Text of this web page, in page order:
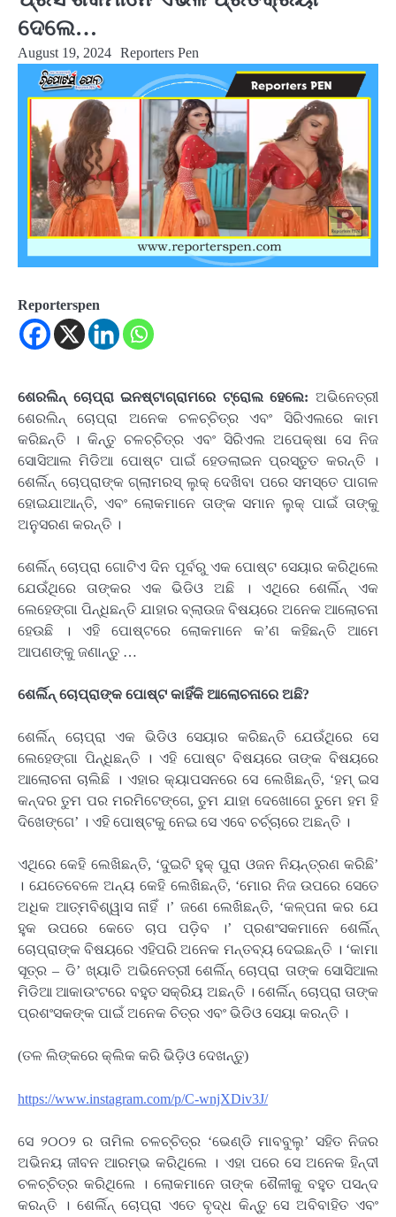
ଦେଲେ…
August 19, 2024 Reporters Pen
Reporterspen
ଶେରଲିନ୍ ଚୋପ୍ରା ଇନଷ୍ଟାଗ୍ରାମରେ ଟ୍ରୋଲ ହେଲେ: ଅଭିନେତ୍ରୀ
ଶେରଲିନ୍ ଚୋପ୍ରା ଅନେକ ଚଳଚ୍ଚିତ୍ର ଏବଂ ସିରିଏଲରେ କାମ
କରିଛନ୍ତି । କିନ୍ତୁ ଚଳଚ୍ଚିତ୍ର ଏବଂ ସିରିଏଲ ଅପେକ୍ଷା ସେ ନିଜ
ସୋସିଆଲ ମିଡିଆ ପୋଷ୍ଟ ପାଇଁ ହେଡଲାଇନ ପ୍ରସ୍ତୁତ କରନ୍ତି ।
ଶେର୍ଲିନ୍ ଚୋପ୍ରାଙ୍କ ଗ୍ଲାମରସ୍ ଲୁକ୍ ଦେଖିବା ପରେ ସମସ୍ତେ ପାଗଳ
ହୋଇଯାଆନ୍ତି, ଏବଂ ଲୋକମାନେ ତାଙ୍କ ସମାନ ଲୁକ୍ ପାଇଁ ତାଙ୍କୁ
ଅନୁସରଣ କରନ୍ତି ।
ଶେର୍ଲିନ୍ ଚୋପ୍ରା ଗୋଟିଏ ଦିନ ପୂର୍ବରୁ ଏକ ପୋଷ୍ଟ ସେୟାର କରିଥିଲେ
ଯେଉଁଥିରେ ତାଙ୍କର ଏକ ଭିଡିଓ ଅଛି । ଏଥିରେ ଶେର୍ଲିନ୍ ଏକ
ଲେହେଙ୍ଗା ପିନ୍ଧିଛନ୍ତି ଯାହାର ବ୍ଲାଉଜ ବିଷୟରେ ଅନେକ ଆଲୋଚନା
ହେଉଛି । ଏହି ପୋଷ୍ଟରେ ଲୋକମାନେ କ’ଣ କହିଛନ୍ତି ଆମେ
ଆପଣଙ୍କୁ ଜଣାନ୍ତୁ …
ଶେର୍ଲିନ୍ ଚୋପ୍ରାଙ୍କ ପୋଷ୍ଟ କାହିଁକି ଆଲୋଚନାରେ ଅଛି?
ଶେର୍ଲିନ୍ ଚୋପ୍ରା ଏକ ଭିଡିଓ ସେୟାର କରିଛନ୍ତି ଯେଉଁଥିରେ ସେ
ଲେହେଙ୍ଗା ପିନ୍ଧିଛନ୍ତି । ଏହି ପୋଷ୍ଟ ବିଷୟରେ ତାଙ୍କ ବିଷୟରେ
ଆଲୋଚନା ଚାଲିଛି । ଏହାର କ୍ୟାପସନରେ ସେ ଲେଖିଛନ୍ତି, ‘ହମ୍ ଇସ
କନ୍ଦର ତୁମ ପର ମରମିଟେଙ୍ଗେ, ତୁମ ଯାହା ଦେଖୋଗେ ତୁମେ ହମ ହି
ଦିଖେଙ୍ଗେ’ । ଏହି ପୋଷ୍ଟକୁ ନେଇ ସେ ଏବେ ଚର୍ଚ୍ଚାରେ ଅଛନ୍ତି ।
ଏଥିରେ କେହି ଲେଖିଛନ୍ତି, ‘ଦୁଇଟି ହୁକ୍ ପୁରା ଓଜନ ନିୟନ୍ତ୍ରଣ କରିଛି’
। ଯେତେବେଳେ ଅନ୍ୟ କେହି ଲେଖିଛନ୍ତି, ‘ମୋର ନିଜ ଉପରେ ସେତେ
ଅଧିକ ଆତ୍ମବିଶ୍ୱାସ ନାହିଁ ।’ ଜଣେ ଲେଖିଛନ୍ତି, ‘କଳ୍ପନା କର ଯେ
ହୁକ ଉପରେ କେତେ ଚାପ ପଡ଼ିବ ।’ ପ୍ରଶଂସକମାନେ ଶେର୍ଲିନ୍
ଚୋପ୍ରାଙ୍କ ବିଷୟରେ ଏହିପରି ଅନେକ ମନ୍ତବ୍ୟ ଦେଇଛନ୍ତି । ‘କାମା
ସୂତ୍ର – ଡି’ ଖ୍ୟାତି ଅଭିନେତ୍ରୀ ଶେର୍ଲିନ୍ ଚୋପ୍ରା ତାଙ୍କ ସୋସିଆଲ
ମିଡିଆ ଆକାଉଂଟରେ ବହୁତ ସକ୍ରିୟ ଅଛନ୍ତି । ଶେର୍ଲିନ୍ ଚୋପ୍ରା ତାଙ୍କ
ପ୍ରଶଂସକଙ୍କ ପାଇଁ ଅନେକ ଚିତ୍ର ଏବଂ ଭିଡିଓ ସେୟା କରନ୍ତି ।
(ତଳ ଲିଙ୍କରେ କ୍ଲିକ କରି ଭିଡ଼ିଓ ଦେଖନ୍ତୁ)
https://www.instagram.com/p/C-wnjXDiv3J/
ସେ ୨୦୦୨ ର ତାମିଲ ଚଳଚ୍ଚିତ୍ର ‘ଭେଣ୍ଡି ମାବବୁଲୁ’ ସହିତ ନିଜର
ଅଭିନୟ ଜୀବନ ଆରମ୍ଭ କରିଥିଲେ । ଏହା ପରେ ସେ ଅନେକ ହିନ୍ଦୀ
ଚଳଚ୍ଚିତ୍ର କରିଥିଲେ । ଲୋକମାନେ ତାଙ୍କ ଶୈଳୀକୁ ବହୁତ ପସନ୍ଦ
କରନ୍ତି । ଶେର୍ଲିନ୍ ଚୋପ୍ରା ଏତେ ବୃଦ୍ଧ କିନ୍ତୁ ସେ ଅବିବାହିତ ଏବଂ